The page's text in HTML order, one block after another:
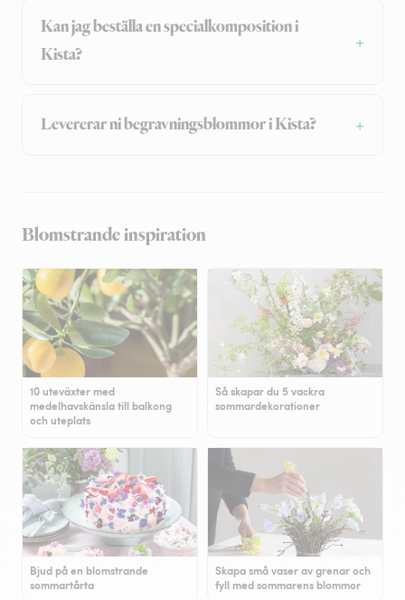
Kan jag beställa en specialkomposition i
Kista?
Levererar ni begravningsblommor i Kista?
Blomstrande inspiration
10 uteväxter med
medelhavskänsla till balkong
och uteplats
Så skapar du 5 vackra
sommardekorationer
Bjud på en blomstrande
sommartårta
Skapa små vaser av grenar och
fyll med sommarens blommor